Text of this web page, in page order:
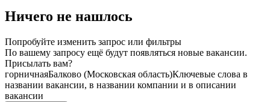
Ничего не нашлось
Попробуйте изменить запрос или фильтры
По вашему запросу ещё будут появляться новые вакансии.
Присылать вам?
горничнаяБалково (Московская область)Ключевые слова в
названии вакансии, в названии компании и в описании
вакансии